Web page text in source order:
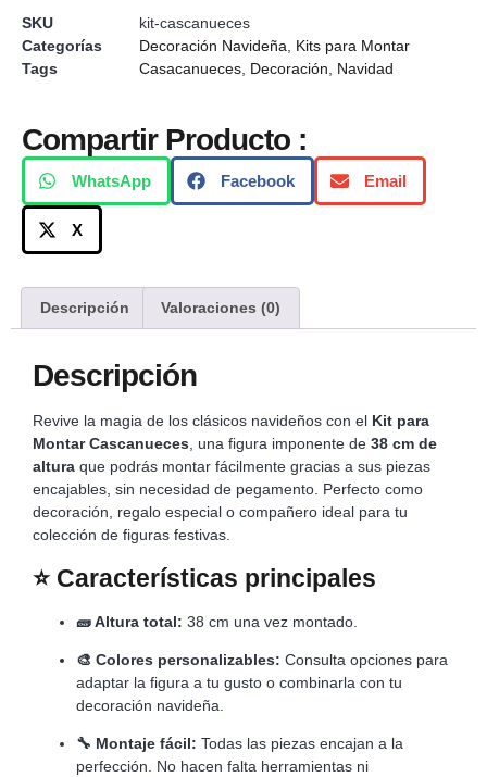
SKU
kit-cascanueces
Categorías
Decoración Navideña
Kits para Montar
Tags
Casacanueces Decoración Navidad
Compartir Producto :
WhatsApp Facebook Email
X
Descripción Valoraciones (0)
Descripción
Revive la magia de los clásicos navideños con el Kit para
Montar Cascanueces , una figura imponente de 38 cm de
altura que podrás montar fácilmente gracias a sus piezas
encajables, sin necesidad de pegamento. Perfecto como
decoración, regalo especial o compañero ideal para tu
colección de figuras festivas.
⭐ Características principales
🧱 Altura total: 38 cm una vez montado.
🎨 Colores personalizables: Consulta opciones para
adaptar la figura a tu gusto o combinarla con tu
decoración navideña.
🔧 Montaje fácil: Todas las piezas encajan a la
perfección. No hacen falta herramientas ni